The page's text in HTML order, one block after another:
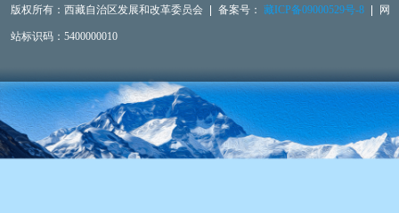
版权所有：西藏自治区发展和改革委员会 备案号： 藏ICP备09000529号-8 网
站标识码：5400000010